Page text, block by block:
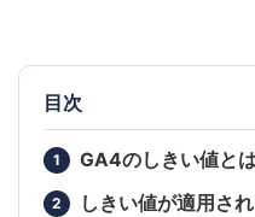
目次
GA4のしきい値と
しきい値が適用さ